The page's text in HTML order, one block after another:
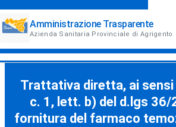
Amministrazione Trasparente
Azienda Sanitaria Provinciale di Agrigento
Trattativa diretta, ai sensi
c. 1, lett. b) del d.lgs 36/
fornitura del farmaco